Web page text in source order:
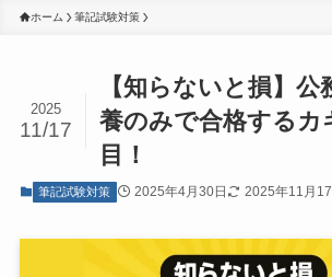
ホーム 筆記試験対策
【知らないと損】
養のみで合格するカ
目！
2025
11/17
筆記試験対策 2025年4月30日 2025年11月17